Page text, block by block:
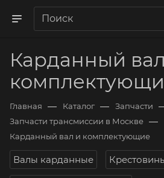
Карданный
Главная — Каталог — Запчасти
Запчасти трансмиссии в Москве —
Карданный вал и комплектующие
Валы карданные